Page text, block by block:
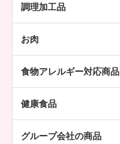
その他
調理加工品
チキン加工品
パン・ピザ
常温食品
冷凍食品
お肉
鶏肉
食物アレルギー対応商品
健康食品
グループ会社の商品